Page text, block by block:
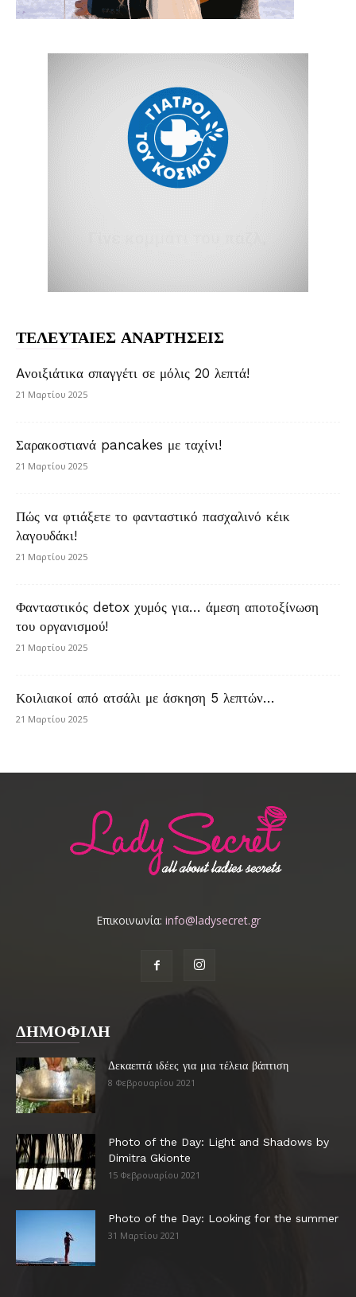
ΤΕΛΕΥΤΑΙΕΣ ΑΝΑΡΤΗΣΕΙΣ
Aνοιξιάτικα σπαγγέτι σε μόλις 20 λεπτά!
21 Μαρτίου 2025
Σαρακοστιανά pancakes με ταχίνι!
21 Μαρτίου 2025
Πώς να φτιάξετε το φανταστικό πασχαλινό κέικ
λαγουδάκι!
21 Μαρτίου 2025
Φανταστικός detox χυμός για… άμεση αποτοξίνωση
του οργανισμού!
21 Μαρτίου 2025
Κοιλιακοί από ατσάλι με άσκηση 5 λεπτών…
21 Μαρτίου 2025
Επικοινωνία: info@ladysecret.gr
ΔΗΜΟΦΙΛΗ
Δεκαεπτά ιδέες για μια τέλεια βάπτιση
8 Φεβρουαρίου 2021
Photo of the Day: Light and Shadows by
Dimitra Gkionte
15 Φεβρουαρίου 2021
Photo of the Day: Looking for the summer
31 Μαρτίου 2021